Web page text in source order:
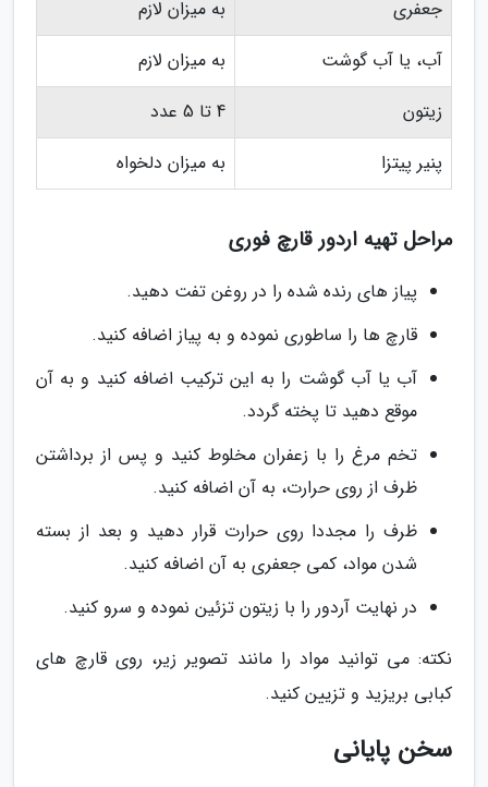
جعفری
به میزان لازم
آب، یا آب گوشت
به میزان لازم
زیتون
4 تا 5 عدد
پنیر پیتزا
به میزان دلخواه
مراحل تهیه اردور قارچ فوری
پیاز های رنده شده را در روغن تفت دهید.
قارچ ها را ساطوری نموده و به پیاز اضافه کنید.
آب یا آب گوشت را به این ترکیب اضافه کنید و به آن
موقع دهید تا پخته گردد.
تخم مرغ را با زعفران مخلوط کنید و پس از برداشتن
ظرف از روی حرارت، به آن اضافه کنید.
ظرف را مجددا روی حرارت قرار دهید و بعد از بسته
شدن مواد، کمی جعفری به آن اضافه کنید.
در نهایت آردور را با زیتون تزئین نموده و سرو کنید.
نکته: می توانید مواد را مانند تصویر زیر، روی قارچ های
کبابی بریزید و تزیین کنید.
سخن پایانی